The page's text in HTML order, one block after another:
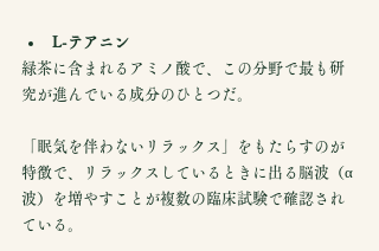
L-テアニン
緑茶に含まれるアミノ酸で、この分野で最も研
究が進んでいる成分のひとつだ。
「眠気を伴わないリラックス」をもたらすのが
特徴で、リラックスしているときに出る脳波（α
波）を増やすことが複数の臨床試験で確認され
ている。